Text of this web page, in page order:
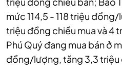
mức 114,5 - 118 triệu
triệu đồng chiều mua và 4
Phú Quý đang mua bán ở
đồng/lượng, tăng 3,3 triệu